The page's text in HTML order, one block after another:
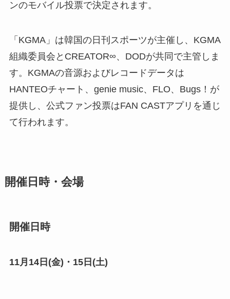
ンのモバイル投票で決定されます。
「KGMA」は韓国の日刊スポーツが主催し、KGMA
組織委員会とCREATOR∞、DODが共同で主管しま
す。KGMAの音源およびレコードデータは
HANTEOチャート、genie music、FLO、Bugs！が
提供し、公式ファン投票はFAN CASTアプリを通じ
て行われます。
開催日時・会場
開催日時
11月14日(金)・15日(土)